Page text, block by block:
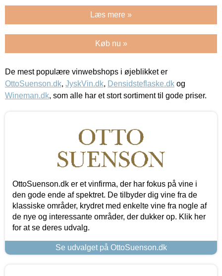
Læs mere »
Køb nu »
De mest populære vinwebshops i øjeblikket er
OttoSuenson.dk, JyskVin.dk, Densidsteflaske.dk og
Wineman.dk, som alle har et stort sortiment til gode priser.
OttoSuenson.dk er et vinfirma, der har fokus på vine i
den gode ende af spektret. De tilbyder dig vine fra de
klassiske områder, krydret med enkelte vine fra nogle af
de nye og interessante områder, der dukker op. Klik her
for at se deres udvalg.
Se udvalget på OttoSuenson.dk